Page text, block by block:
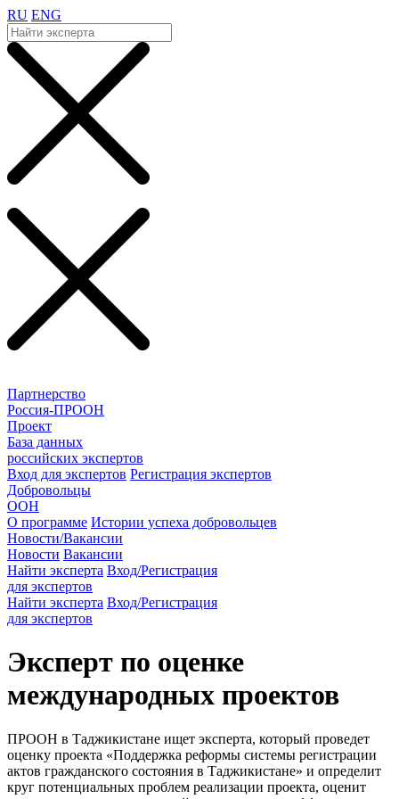
RU ENG
Партнерство
Россия-ПРООН
Проект
База данных
российских экспертов
Вход для экспертов Регистрация экспертов
Добровольцы
ООН
О программе Истории успеха добровольцев
Новости/Вакансии
Новости Вакансии
Найти эксперта Вход/Регистрация
для экспертов
Найти эксперта Вход/Регистрация
для экспертов
Эксперт по оценке
международных проектов
ПРООН в Таджикистане ищет эксперта, который проведет
оценку проекта «Поддержка реформы системы регистрации
актов гражданского состояния в Таджикистане» и определит
круг потенциальных проблем реализации проекта, оценит